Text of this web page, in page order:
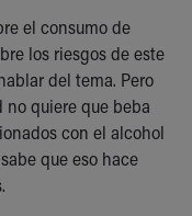
el consumo de
los riesgos de este
del tema. Pero
quiere que beba
con el alcohol
que eso hace